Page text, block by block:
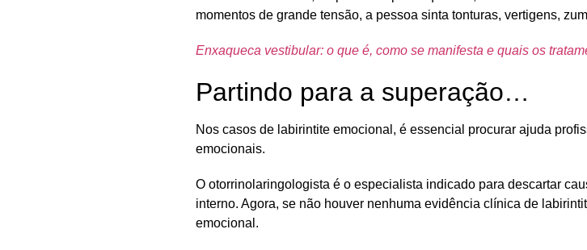
momentos de grande tensão, a pessoa sinta tonturas, vertigens,
Enxaqueca vestibular: o que é, como se manifesta e quais os
Partindo para a superação…
Nos casos de labirintite emocional, é essencial procurar ajuda
emocionais.
O otorrinolaringologista é o especialista indicado para descartar
interno. Agora, se não houver nenhuma evidência clínica de
emocional.